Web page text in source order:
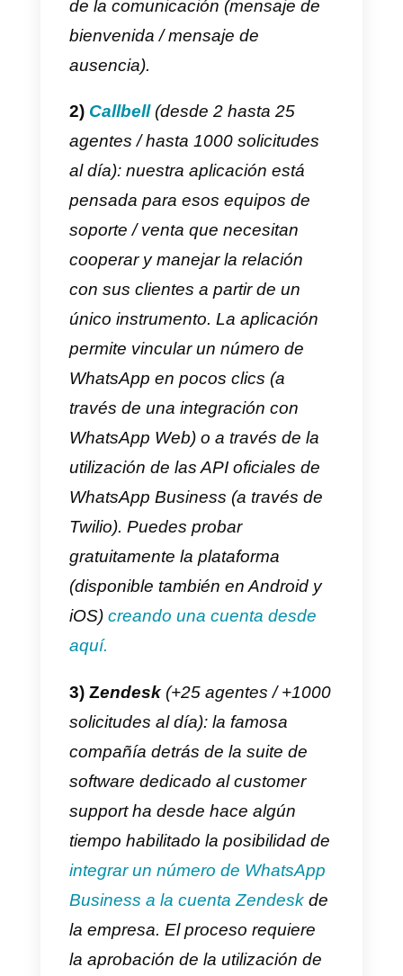
instrumentos utilizadoscon base
en el volumen y el tipo de
solicitudes:
pequeña empresa podrá bastarle
responder a sus clientes como si
fuesen unos verdaderos amigos,
una empresa grande necesitará
implementar flujos estratégicos
más complejos entorno a la
gestión de este canal.
¿Cuáles son entonces las
herramientas que se pueden
utilizar con WhatsApp como
instrumento de CRM, con base
en la dimensión de la empresa?
Vayamos a descubrirlo aquí
categorizando las distintas
herramientas con base en el
número de nuevas solicitudes
diarias recibidas y las
dimensiones de vuestro equipo